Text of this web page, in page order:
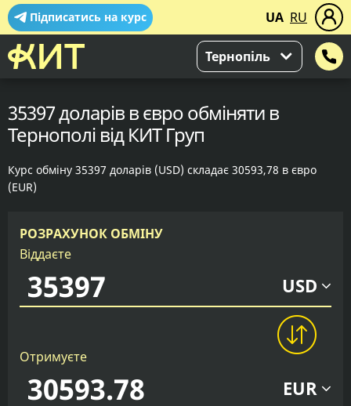
Підписатись на курс UA RU
Тернопіль
35397 доларів в євро обміняти в
Тернополі від КИТ Груп
Курс обміну 35397 доларів (USD) складає 30593,78 в євро
(EUR)
РОЗРАХУНОК ОБМІНУ
Віддаєте
USD
Отримуєте
EUR